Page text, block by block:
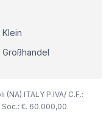
Klein
Großhandel
(NA) ITALY P.IVA/ C.F.:
Soc.: €. 60.000,00